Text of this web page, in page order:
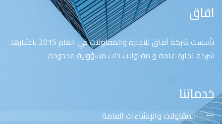
افاق
تأسست شركة آفاق للتجارة والمقاولات في العام 2015 باعتبارها
شركة تجارة عامة و مقاولات ذات مسؤولية محدودة
خدماتنا
المقاولات والإنشاءات العامة